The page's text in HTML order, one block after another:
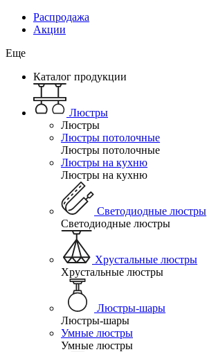
Распродажа
Акции
Еще
Каталог продукции
Люстры
Люстры
Люстры потолочные
Люстры потолочные
Люстры на кухню
Люстры на кухню
Светодиодные люстры
Светодиодные люстры
Хрустальные люстры
Хрустальные люстры
Люстры-шары
Люстры-шары
Умные люстры
Умные люстры